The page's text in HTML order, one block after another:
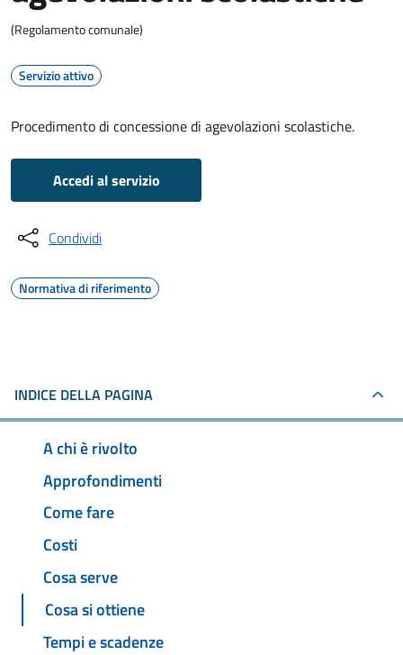
(Regolamento comunale)
Servizio attivo
Procedimento di concessione di agevolazioni scolastiche.
Accedi al servizio
Condividi
Normativa di riferimento
INDICE DELLA PAGINA
A chi è rivolto
Approfondimenti
Come fare
Costi
Cosa serve
Cosa si ottiene
Tempi e scadenze